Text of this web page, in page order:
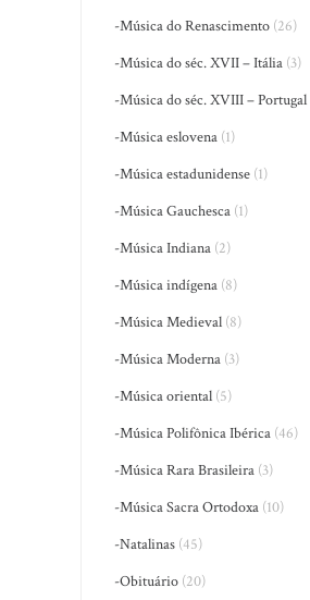
-Música do Renascimento (26)
-Música do séc. XVII – Itália (3)
-Música do séc. XVIII – Portugal
-Música eslovena (1)
-Música estadunidense (1)
-Música Gauchesca (1)
-Música Indiana (2)
-Música indígena (8)
-Música Medieval (8)
-Música Moderna (3)
-Música oriental (5)
-Música Polifônica Ibérica (46)
-Música Rara Brasileira (3)
-Música Sacra Ortodoxa (10)
-Natalinas (45)
-Obituário (20)